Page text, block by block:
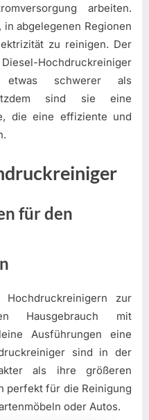
arbeiten.
abgelegenen Regionen
zu reinigen. Der
Hochdruckreiniger
schwerer als
sind sie eine
die eine effiziente und
für den
zur
Hausgebrauch mit
Ausführungen eine
sind in der
als ihre größeren
perfekt für die Reinigung
oder Autos.